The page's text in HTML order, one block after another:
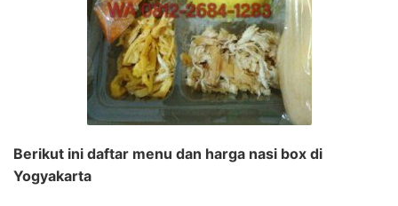
Berikut ini daftar menu dan harga nasi box di
Yogyakarta